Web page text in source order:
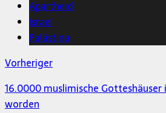
Apartheid
Israel
Palästina
Vorheriger
16.0000 muslimische
worden